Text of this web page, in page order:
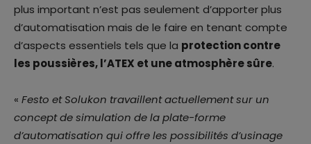
plus important n’est pas seulement d’apporter plus
d’automatisation mais de le faire en tenant compte
d’aspects essentiels tels que la protection contre
les poussières, l’ATEX et une atmosphère sûre.
« Festo et Solukon travaillent actuellement sur un
concept de simulation de la plate-forme
d’automatisation qui offre les possibilités d’usinage